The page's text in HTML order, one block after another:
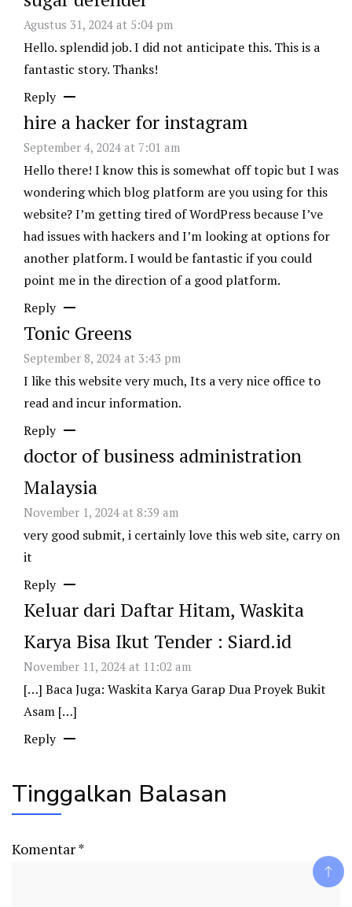
Agustus 31, 2024 at 5:04 pm
Hello. splendid job. I did not anticipate this. This is a
fantastic story. Thanks!
Reply
hire a hacker for instagram
September 4, 2024 at 7:01 am
Hello there! I know this is somewhat off topic but I was
wondering which blog platform are you using for this
website? I’m getting tired of WordPress because I’ve
had issues with hackers and I’m looking at options for
another platform. I would be fantastic if you could
point me in the direction of a good platform.
Reply
Tonic Greens
September 8, 2024 at 3:43 pm
I like this website very much, Its a very nice office to
read and incur information.
Reply
doctor of business administration
Malaysia
November 1, 2024 at 8:39 am
very good submit, i certainly love this web site, carry on
it
Reply
Keluar dari Daftar Hitam, Waskita
Karya Bisa Ikut Tender : Siard.id
November 11, 2024 at 11:02 am
[…] Baca Juga: Waskita Karya Garap Dua Proyek Bukit
Asam […]
Reply
Tinggalkan Balasan
Komentar*